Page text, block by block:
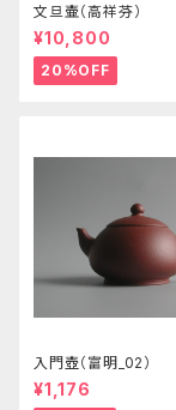
文旦壷（高祥芬）
¥10,800
20%OFF
入門壺（富明_02）
¥1,176